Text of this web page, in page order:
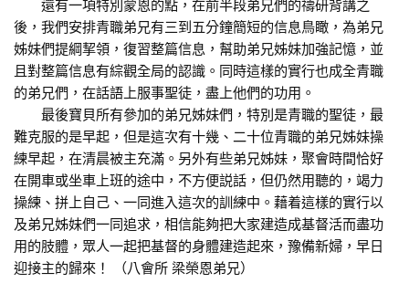
還有一項特別蒙恩的點，在前半段弟兄們的禱研背講之
後，我們安排青職弟兄有三到五分鐘簡短的信息鳥瞰，為弟兄
姊妹們提綱挈領，復習整篇信息，幫助弟兄姊妹加強記憶，並
且對整篇信息有綜觀全局的認識。同時這樣的實行也成全青職
的弟兄們，在話語上服事聖徒，盡上他們的功用。
最後寶貝所有參加的弟兄姊妹們，特別是青職的聖徒，最
難克服的是早起，但是這次有十幾、二十位青職的弟兄姊妹操
練早起，在清晨被主充滿。另外有些弟兄姊妹，聚會時間恰好
在開車或坐車上班的途中，不方便説話，但仍然用聽的，竭力
操練、拼上自己、一同進入這次的訓練中。藉着這樣的實行以
及弟兄姊妹們一同追求，相信能夠把大家建造成基督活而盡功
用的肢體，眾人一起把基督的身體建造起來，豫備新婦，早日
迎接主的歸來！ （八會所 梁榮恩弟兄）